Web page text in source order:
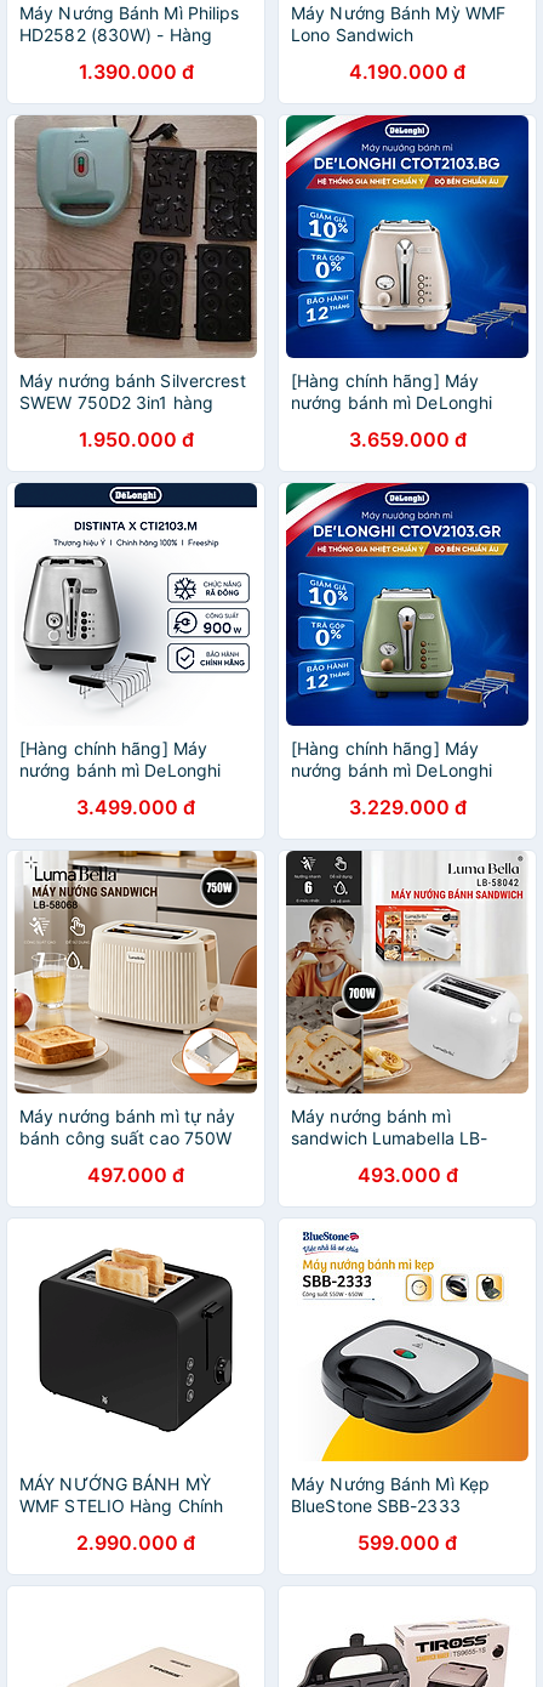
Máy Nướng Bánh Mì Philips
HD2582 (830W) - Hàng
1.390.000 đ
Máy Nướng Bánh Mỳ WMF
Lono Sandwich
Khẩu Đức4.190.000 đ
Máy nướng bánh Silvercrest
SWEW 750D2 3in1 hàng
1.950.000 đ
[Hàng chính hãng] Máy
nướng bánh mì DeLonghi
(BG/ GY)3.659.000 đ
[Hàng chính hãng] Máy
nướng bánh mì DeLonghi
3.499.000 đ
[Hàng chính hãng] Máy
nướng bánh mì DeLonghi
(BG/ GR)3.229.000 đ
Máy nướng bánh mì tự nảy
bánh công suất cao 750W
bánh sandwich ăn sáng tiện
dụng - DELIYA HÀNG CHÍNH
HÃNG
497.000 đ
Máy nướng bánh mì
sandwich Lumabella LB-
6 nấc nảy tự động làm bữa
sáng tiện lợi - DELIYA HÀNG
CHÍNH HÃNG
493.000 đ
MÁY NƯỚNG BÁNH MỲ
WMF STELIO Hàng Chính
2.990.000 đ
Máy Nướng Bánh Mì Kẹp
BlueStone SBB-2333
599.000 đ